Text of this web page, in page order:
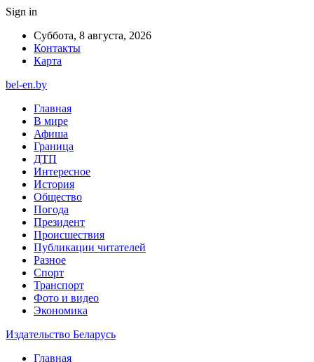
Sign in
Суббота, 8 августа, 2026
Контакты
Карта
bel-en.by
Главная
В мире
Афиша
Граница
ДТП
Интересное
История
Общество
Погода
Президент
Происшествия
Публикации читателей
Разное
Спорт
Транспорт
Фото и видео
Экономика
Издательство Беларусь
Главная